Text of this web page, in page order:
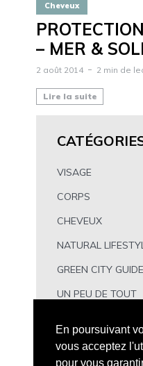
Cheveux
– MER &
2 août 2014 2 min de
Lire la suite
VISAGE
CORPS
CHEVEUX
NATURAL
GREEN CITY GUIDE
UN PEU DE TOUT
En poursuivant
vous acceptez
pour vous